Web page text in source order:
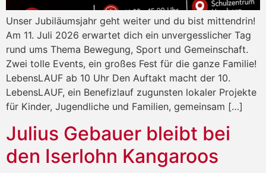
Unser Jubiläumsjahr geht weiter und du bist mittendrin!
Am 11. Juli 2026 erwartet dich ein unvergesslicher Tag
rund ums Thema Bewegung, Sport und Gemeinschaft.
Zwei tolle Events, ein großes Fest für die ganze Familie!
LebensLAUF ab 10 Uhr Den Auftakt macht der 10.
LebensLAUF, ein Benefizlauf zugunsten lokaler Projekte
für Kinder, Jugendliche und Familien, gemeinsam […]
Julius Gebauer bleibt bei
den Iserlohn Kangaroos